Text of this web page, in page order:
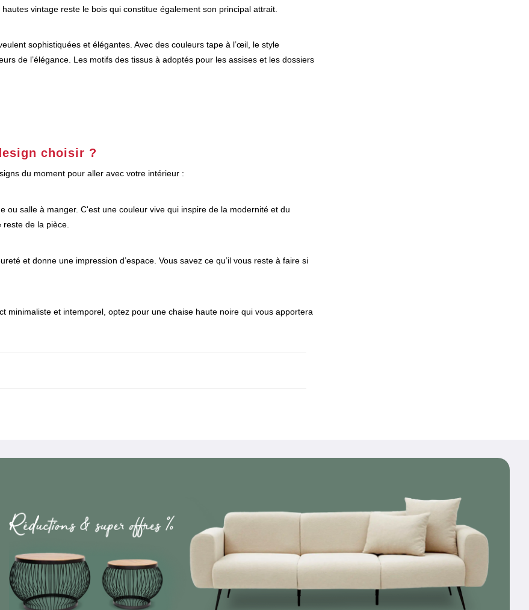
vintage reste le bois qui constitue également son principal attrait.
sophistiquées et élégantes. Avec des couleurs tape à l’œil, le style
de l’élégance. Les motifs des tissus à adoptés pour les assises et les dossiers
choisir ?
du moment pour aller avec votre intérieur :
salle à manger. C'est une couleur vive qui inspire de la modernité et du
de la pièce.
et donne une impression d’espace. Vous savez ce qu’il vous reste à faire si
minimaliste et intemporel, optez pour une chaise haute noire qui vous apportera